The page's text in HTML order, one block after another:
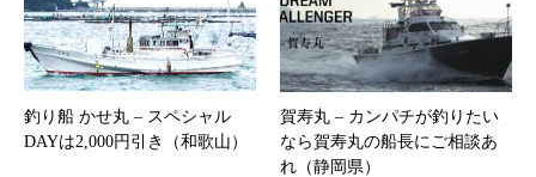
釣り船 かせ丸 – スペシャル
DAYは2,000円引き（和歌山）
賀寿丸 – ​カンパチが釣りたい
なら賀寿丸の船長にご相談あ
れ（静岡県）